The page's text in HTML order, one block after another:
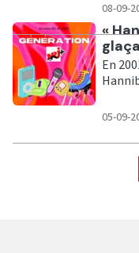
08-09-
«
En
05-09-